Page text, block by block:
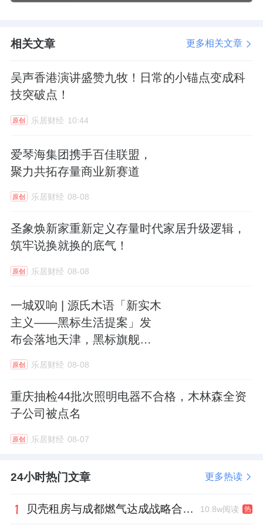
相关文章 更多相关文章
吴声香港演讲盛赞九牧！日常的小锚点变成科
技突破点！
原创 乐居财经 10:44
爱琴海集团携手百佳联盟，
聚力共拓存量商业新赛道
原创 乐居财经 08-08
圣象焕新家重新定义存量时代家居升级逻辑，
筑牢说换就换的底气！
原创 乐居财经 08-08
一城双响 | 源氏木语「新实木
主义——黑标生活提案」发
布会落地天津，黑标旗舰店
盛大启幕
原创 乐居财经 08-08
重庆抽检44批次照明电器不合格，木林森全资
子公司被点名
原创 乐居财经 08-07
24小时热门文章 更多热读
贝壳租房与成都燃气达成战略合作 打通安全巡检“最后一米” 10.8w阅读 热